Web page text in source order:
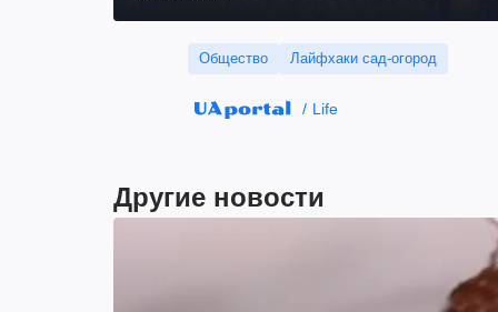
Общество Лайфхаки сад-огород
Life
Другие новости